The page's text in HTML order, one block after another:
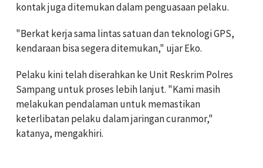
kontak juga ditemukan dalam penguasaan pelaku.
"Berkat kerja sama lintas satuan dan teknologi GPS,
kendaraan bisa segera ditemukan," ujar Eko.
Pelaku kini telah diserahkan ke Unit Reskrim Polres
Sampang untuk proses lebih lanjut. "Kami masih
melakukan pendalaman untuk memastikan
keterlibatan pelaku dalam jaringan curanmor,"
katanya, mengakhiri.